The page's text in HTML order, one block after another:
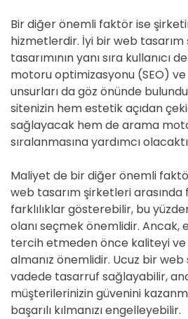
Bir diğer önemli faktör ise
hizmetlerdir. İyi bir web
tasarımının yanı sıra kullanıcı
motoru optimizasyonu (SEO)
unsurları da göz önünde
sitenizin hem estetik açıdan
sağlayacak hem de arama
sıralanmasına yardımcı
Maliyet de bir diğer önemli
web tasarım şirketleri
farklılıklar gösterebilir, bu
olanı seçmek önemlidir. Ancak,
tercih etmeden önce kaliteyi
almanız önemlidir. Ucuz bir web
vadede tasarruf sağlayabilir,
müşterilerinizin güvenini
başarılı kılmanızı engelleyebilir.